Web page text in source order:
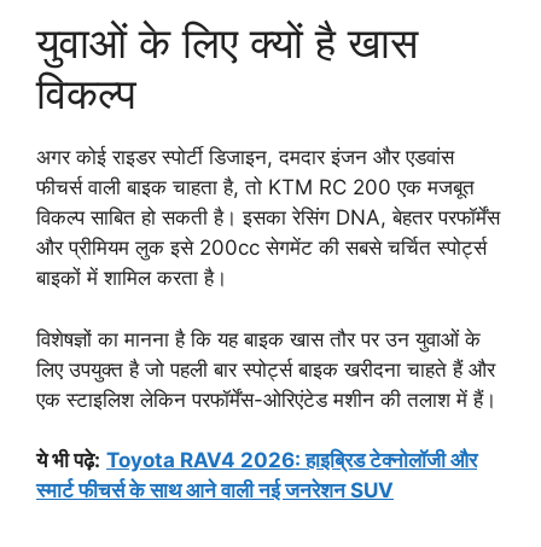
युवाओं के लिए क्यों है खास
विकल्प
अगर कोई राइडर स्पोर्टी डिजाइन, दमदार इंजन और एडवांस
फीचर्स वाली बाइक चाहता है, तो KTM RC 200 एक मजबूत
विकल्प साबित हो सकती है। इसका रेसिंग DNA, बेहतर परफॉर्मेंस
और प्रीमियम लुक इसे 200cc सेगमेंट की सबसे चर्चित स्पोर्ट्स
बाइकों में शामिल करता है।
विशेषज्ञों का मानना है कि यह बाइक खास तौर पर उन युवाओं के
लिए उपयुक्त है जो पहली बार स्पोर्ट्स बाइक खरीदना चाहते हैं और
एक स्टाइलिश लेकिन परफॉर्मेंस-ओरिएंटेड मशीन की तलाश में हैं।
ये भी पढ़े: Toyota RAV4 2026: हाइब्रिड टेक्नोलॉजी और
स्मार्ट फीचर्स के साथ आने वाली नई जनरेशन SUV